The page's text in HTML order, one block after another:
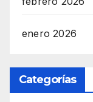
enero 2026
Categorías